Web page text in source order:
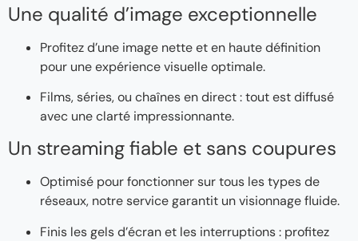
Une qualité d’image exceptionnelle
Profitez d’une image nette et en haute définition
pour une expérience visuelle optimale.
Films, séries, ou chaînes en direct : tout est diffusé
avec une clarté impressionnante.
Un streaming fiable et sans coupures
Optimisé pour fonctionner sur tous les types de
réseaux, notre service garantit un visionnage fluide.
Finis les gels d’écran et les interruptions : profitez